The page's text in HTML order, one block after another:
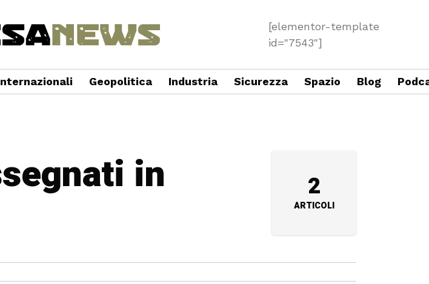
[elementor-template
id="7543"]
Geopolitica Industria Sicurezza Spazio Blog
in 2
ARTICOLI